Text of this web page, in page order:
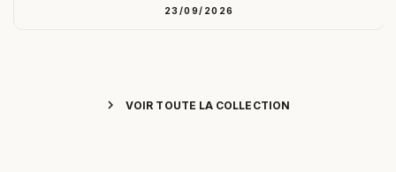
23/09/2026
chevron_right VOIR TOUTE LA COLLECTION